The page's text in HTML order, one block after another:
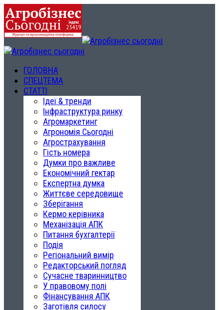
ГОЛОВНА
СПЕЦТЕМА
СТАТТІ
Ідеї & тренди
Інфраструктура ринку
Агромаркетинг
Агрономія Сьогодні
Агрострахування
Гість номера
Думки про важливе
Економічний гектар
Експертна думка
Життєве середовище
Зберігання
Кермо керівника
Механізація АПК
Питання бухгалтерії
Подія
Регіональний вимір
Редакторський погляд
Сучасне тваринництво
У правовому полі
Фінансування АПК
Заготівля силосу